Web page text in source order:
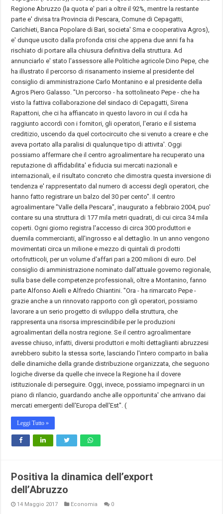
Regione Abruzzo (la quota e' pari a oltre il 92%, mentre la restante
parte e' divisa tra Provincia di Pescara, Comune di Cepagatti,
Carichieti, Banca Popolare di Bari, societa' Sma e cooperativa Agros),
e' dunque uscito dalla profonda crisi che appena due anni fa ha
rischiato di portare alla chiusura definitiva della struttura. Ad
annunciarlo e' stato l'assessore alle Politiche agricole Dino Pepe, che
ha illustrato il percorso di risanamento insieme al presidente del
consiglio di amministrazione Carlo Montanino e al presidente della
Agros Piero Galasso. "Un percorso - ha sottolineato Pepe - che ha
visto la fattiva collaborazione del sindaco di Cepagatti, Sirena
Rapattoni, che ci ha affiancato in questo lavoro in cui il cda ha
raggiunto accordi con i fornitori, gli operatori, l'erario e il sistema
creditizio, uscendo da quel cortocircuito che si venuto a creare e che
aveva portato alla paralisi di qualunque tipo di attivita'. Oggi
possiamo affermare che il centro agroalimentare ha recuperato una
reputazione di affidabilita' e fiducia sui mercati nazionali e
internazionali, e il risultato concreto che dimostra questa inversione di
tendenza e' rappresentato dal numero di accessi degli operatori, che
hanno fatto registrare un balzo del 30 per cento". Il centro
agroalimentare "Valle della Pescara", inaugurato a febbraio 2004, puo'
contare su una struttura di 177 mila metri quadrati, di cui circa 34 mila
coperti. Ogni giorno registra l'accesso di circa 300 produttori e
duemila commercianti, all'ingrosso e al dettaglio. In un anno vengono
movimentati circa un milione e mezzo di quintali di prodotti
ortofrutticoli, per un volume d'affari pari a 200 milioni di euro. Del
consiglio di amministrazione nominato dall'attuale governo regionale,
sulla base delle competenze professionali, oltre a Montanino, fanno
parte Alfonso Aielli e Alfredo Chiantini. "Ora - ha rimarcato Pepe -
grazie anche a un rinnovato rapporto con gli operatori, possiamo
lavorare a un serio progetto di sviluppo della struttura, che
rappresenta una risorsa imprescindibile per le produzioni
agroalimentari della nostra regione. Se il centro agroalimentare
avesse chiuso, infatti, diversi produttori e molti dettaglianti abruzzesi
avrebbero subito la stessa sorte, lasciando l'intero comparto in balia
delle dinamiche della grande distribuzione organizzata, che seguono
logiche diverse da quelle che invece la Regione ha il dovere
istituzionale di perseguire. Oggi, invece, possiamo impegnarci in un
piano di rilancio, guardando anche alle opportunita' che arrivano dai
mercati emergenti dell'Europa dell'Est". (
Leggi Tutto »
Positiva la dinamica dell’export
dell’Abruzzo
14 Maggio 2017 Economia 0